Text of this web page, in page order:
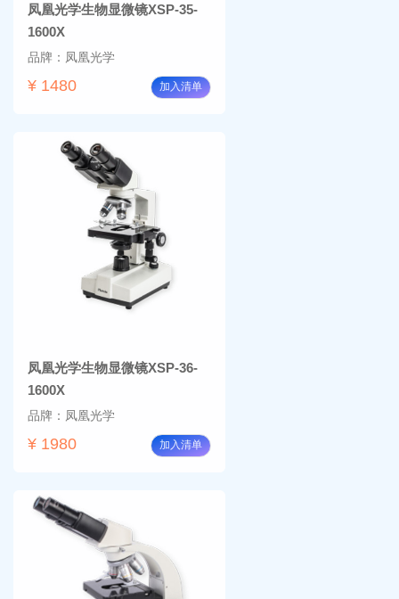
凤凰光学生物显微镜XSP-35-
1600X
品牌：凤凰光学
¥ 1480 加入清单
凤凰光学生物显微镜XSP-36-
1600X
品牌：凤凰光学
¥ 1980 加入清单